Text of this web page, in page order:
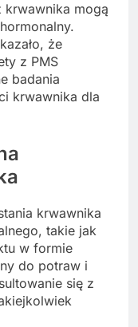
krwawnika mogą
że
z PMS
badania
krwawnika dla
krwawnika
takie jak
w formie
do potraw i
się z